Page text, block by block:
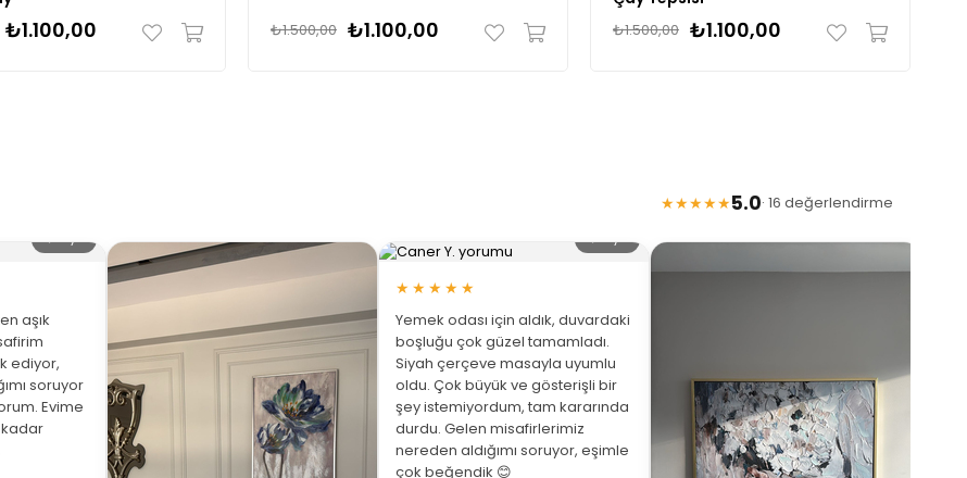
₺1.100,00 ₺1.100,00
₺1.500,00 ₺1.100,00
₺1.500,00
★★★★★5.0· 16 değerlendirme
aşık
ediyor,
soruyor
Evime
kadar
★★★★★
Yemek odası için aldık, duvardaki
boşluğu çok güzel tamamladı.
Siyah çerçeve masayla uyumlu
oldu. Çok büyük ve gösterişli bir
şey istemiyordum, tam kararında
durdu. Gelen misafirlerimiz
nereden aldığımı soruyor, eşimle
çok beğendik 😊